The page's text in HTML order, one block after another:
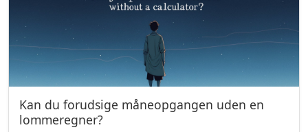
Kan du forudsige måneopgangen uden en
lommeregner?